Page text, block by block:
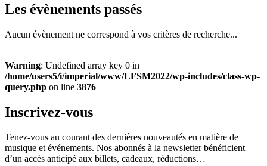
Les évènements passés
Aucun évènement ne correspond à vos critères de recherche...
Warning: Undefined array key 0 in
/home/users5/i/imperial/www/LFSM2022/wp-includes/class-wp-
query.php on line 3876
Inscrivez-vous
Tenez-vous au courant des dernières nouveautés en matière de
musique et événements. Nos abonnés à la newsletter bénéficient
d’un accès anticipé aux billets, cadeaux, réductions…